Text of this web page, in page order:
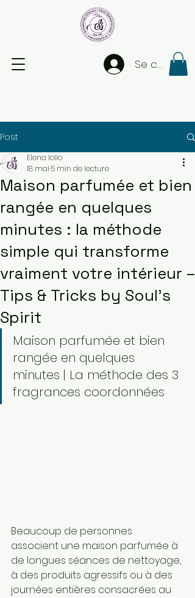
Se
Post
Maison parfumée et bien
rangée en quelques
minutes : la méthode
simple qui transforme
vraiment votre intérieur –
Tips & Tricks by Soul’s
Spirit
Elena Iollo
18 mai 5 min de lecture
Maison parfumée et bien
rangée en quelques
minutes | La méthode des 3
fragrances coordonnées
Beaucoup de personnes
associent une maison parfumée à
de longues séances de nettoyage,
à des produits agressifs ou à des
journées entières consacrées au